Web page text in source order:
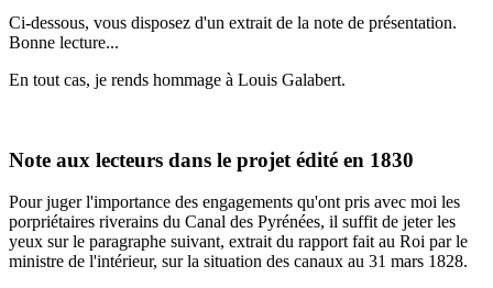
Ci-dessous, vous disposez d'un extrait de la note de présentation.
Bonne lecture...
En tout cas, je rends hommage à Louis Galabert.
Note aux lecteurs dans le projet édité en 1830
Pour juger l'importance des engagements qu'ont pris avec moi les
porpriétaires riverains du Canal des Pyrénées, il suffit de jeter les
yeux sur le paragraphe suivant, extrait du rapport fait au Roi par le
ministre de l'intérieur, sur la situation des canaux au 31 mars 1828.